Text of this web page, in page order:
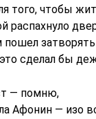
того, чтобы
распахнуло
пошел
сделал бы
— помню,
Афонин — изо